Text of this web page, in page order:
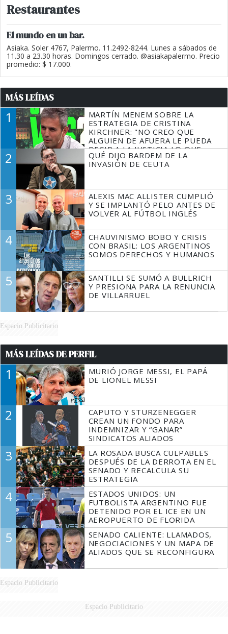
Restaurantes
El mundo en un bar.
Asiaka. Soler 4767, Palermo. 11.2492-8244. Lunes a sábados de
11.30 a 23.30 horas. Domingos cerrado. @asiakapalermo. Precio
promedio: $ 17.000.
MÁS LEÍDAS
1
MARTÍN MENEM SOBRE LA
ESTRATEGIA DE CRISTINA
KIRCHNER: "NO CREO QUE
ALGUIEN DE AFUERA LE PUEDA
DECIR A LA JUSTICIA LO QUE
TIENE QUE HACER"
2
QUÉ DIJO BARDEM DE LA
INVASIÓN DE CEUTA
3
ALEXIS MAC ALLISTER CUMPLIÓ
Y SE IMPLANTÓ PELO ANTES DE
VOLVER AL FÚTBOL INGLÉS
4
CHAUVINISMO BOBO Y CRISIS
CON BRASIL: LOS ARGENTINOS
SOMOS DERECHOS Y HUMANOS
5
SANTILLI SE SUMÓ A BULLRICH
Y PRESIONA PARA LA RENUNCIA
DE VILLARRUEL
Espacio Publicitario
MÁS LEÍDAS DE PERFIL
1
MURIÓ JORGE MESSI, EL PAPÁ
DE LIONEL MESSI
2
CAPUTO Y STURZENEGGER
CREAN UN FONDO PARA
INDEMNIZAR Y “GANAR”
SINDICATOS ALIADOS
3
LA ROSADA BUSCA CULPABLES
DESPUÉS DE LA DERROTA EN EL
SENADO Y RECALCULA SU
ESTRATEGIA
4
ESTADOS UNIDOS: UN
FUTBOLISTA ARGENTINO FUE
DETENIDO POR EL ICE EN UN
AEROPUERTO DE FLORIDA
5
SENADO CALIENTE: LLAMADOS,
NEGOCIACIONES Y UN MAPA DE
ALIADOS QUE SE RECONFIGURA
Espacio Publicitario
Espacio Publicitario